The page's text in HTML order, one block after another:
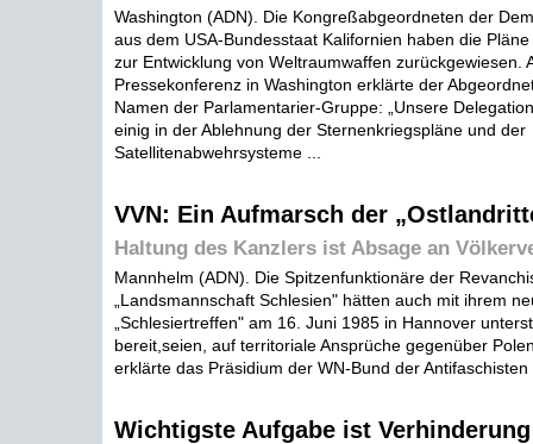
Washington (ADN). Die Kongreßabgeordneten der
aus dem USA-Bundesstaat Kalifornien haben die
zur Entwicklung von Weltraumwaffen zurückgewiesen.
Pressekonferenz in Washington erklärte der
Namen der Parlamentarier-Gruppe: „Unsere
einig in der Ablehnung der Sternenkriegspläne und der
Satellitenabwehrsysteme ...
VVN: Ein Aufmarsch der
Haltung des Kanzlers ist Absage an
Mannhelm (ADN). Die Spitzenfunktionäre der
„Landsmannschaft Schlesien" hätten auch mit ihrem
„Schlesiertreffen" am 16. Juni 1985 in Hannover
bereit,seien, auf territoriale Ansprüche gegenüber
erklärte das Präsidium der WN-Bund der Antifaschisten
Wichtigste Aufgabe ist